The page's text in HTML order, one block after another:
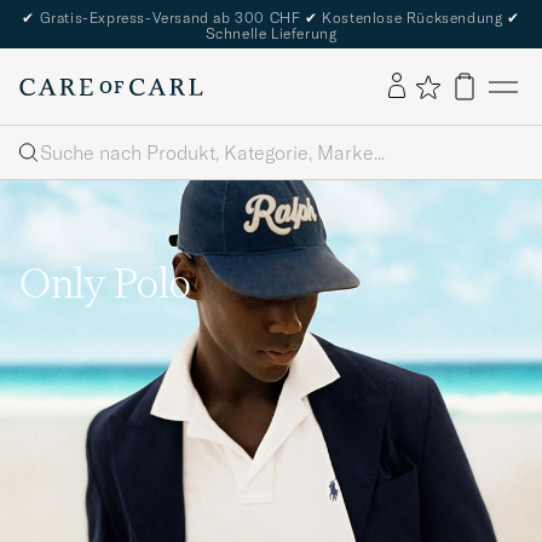
✔ Gratis-Express-Versand ab 300 CHF ✔ Kostenlose Rücksendung ✔
Schnelle Lieferung
Suche
Only Polo